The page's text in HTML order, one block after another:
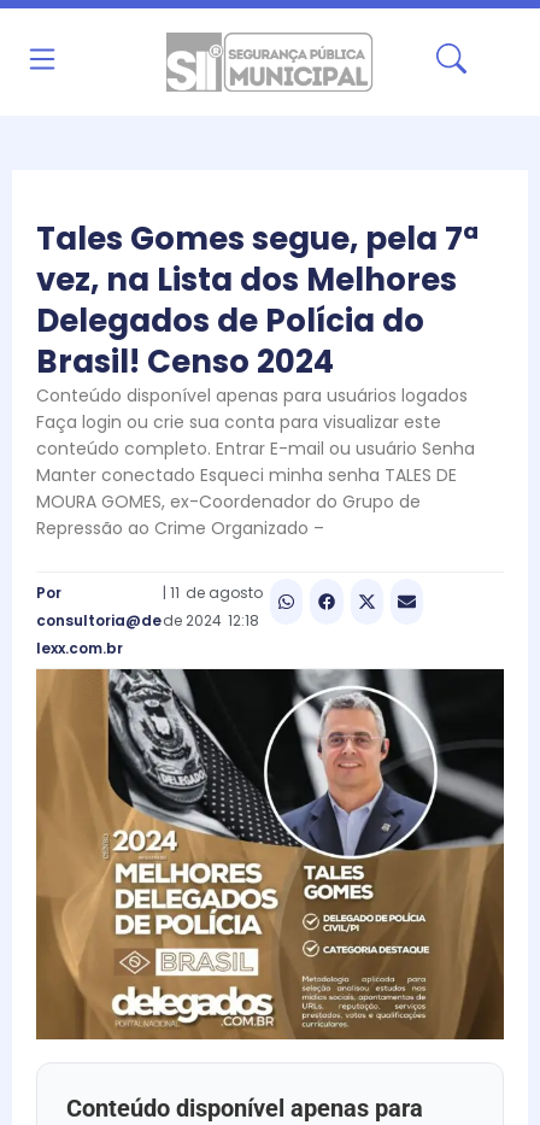
Ir
Tales Gomes segue, pela 7ª
vez, na Lista dos Melhores
Delegados de Polícia do
Brasil! Censo 2024
Conteúdo disponível apenas para usuários logados
Faça login ou crie sua conta para visualizar este
conteúdo completo. Entrar E-mail ou usuário Senha
Manter conectado Esqueci minha senha TALES DE
MOURA GOMES, ex-Coordenador do Grupo de
Repressão ao Crime Organizado –
Por
consultoria@de
lexx.com.br
| 11 de agosto
de 2024 12:18
Conteúdo disponível apenas para